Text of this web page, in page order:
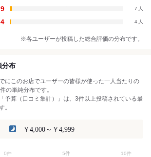
7
4
※各ユーザーが投稿した総合評価の分布です。
分布
にこのお店でユーザーの皆様が使った一人当たりの
の単純分布です。
予算（口コミ集計）」は、3件以上投稿されている最
。
￥4,000～￥4,999
0件 5件 10件